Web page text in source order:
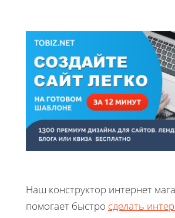
Наш конструктор интернет
помогает быстро сделать